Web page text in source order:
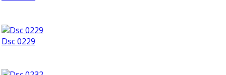
Dsc 0229